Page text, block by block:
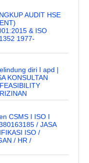
AUDIT HSE
& ISO
1977-
diri I apd |
KONSULTAN
CSMS I ISO I
/ JASA
ISO /
/ HR /